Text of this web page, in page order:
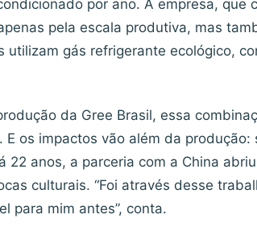
por ano. A empresa, que
pela escala produtiva, mas
gás refrigerante ecológico,
da Gree Brasil, essa
os impactos vão além da produção:
22 anos, a parceria com a China
culturais. “Foi através desse
para mim antes”, conta.